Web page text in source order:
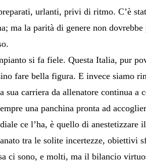
urlanti, privi di ritmo. C’è
ma la parità di genere non
si fa fiele. Questa Italia, pur
fare bella figura. E invece siamo
sua carriera da allenatore continua a
una panchina pronta ad
ce l’ha, è quello di
tra le solite incertezze, obiettivi
ci sono, e molti, ma il bilancio